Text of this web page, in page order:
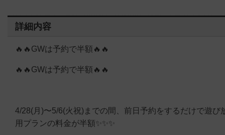
詳細内容
🔥🔥GWは予約で半額🔥🔥
🔥🔥GWは予約で半額🔥🔥
4/28(月)〜5/6(火祝)までの間、前日予約をするだけで遊び
用プランの料金が半額✨✨✨